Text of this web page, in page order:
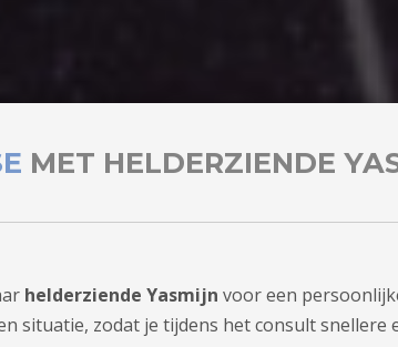
MET HELDERZIENDE
helderziende Yasmijn voor een
situatie, zodat je tijdens het consult